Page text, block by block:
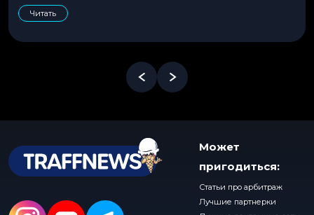
Читать
Может
пригодиться:
Статьи про арбитраж
Лучшие партнерки